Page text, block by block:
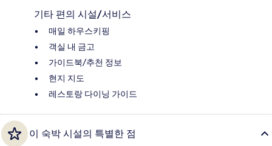
기타 편의 시설/서비스
매일 하우스키핑
객실 내 금고
가이드북/추천 정보
현지 지도
레스토랑 다이닝 가이드
이 숙박 시설의 특별한 점